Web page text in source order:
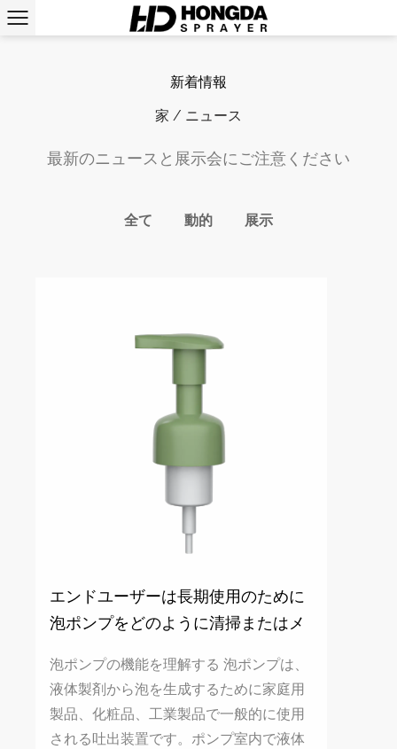
新着情報
家 / ニュース
最新のニュースと展示会にご注意ください
全て 動的 展示
エンドユーザーは長期使用のために
泡ポンプをどのように清掃またはメ
泡ポンプの機能を理解する 泡ポンプは、
液体製剤から泡を生成するために家庭用
製品、化粧品、工業製品で一般的に使用
される吐出装置です。ポンプ室内で液体